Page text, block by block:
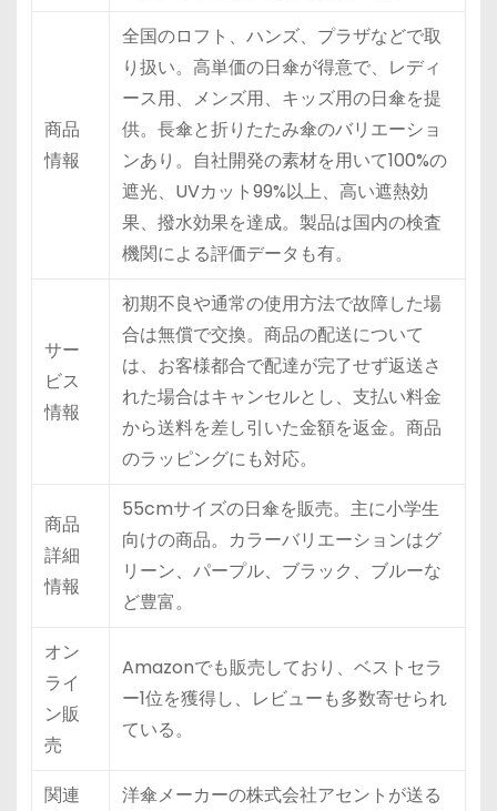
商品
情報
全国のロフト、ハンズ、プラザなどで取
り扱い。高単価の日傘が得意で、レディ
ース用、メンズ用、キッズ用の日傘を提
供。長傘と折りたたみ傘のバリエーショ
ンあり。自社開発の素材を用いて100%の
遮光、UVカット99%以上、高い遮熱効
果、撥水効果を達成。製品は国内の検査
機関による評価データも有。
サー
ビス
情報
初期不良や通常の使用方法で故障した場
合は無償で交換。商品の配送について
は、お客様都合で配達が完了せず返送さ
れた場合はキャンセルとし、支払い料金
から送料を差し引いた金額を返金。商品
のラッピングにも対応。
商品
詳細
情報
55cmサイズの日傘を販売。主に小学生
向けの商品。カラーバリエーションはグ
リーン、パープル、ブラック、ブルーな
ど豊富。
オン
ライ
ン販
売
Amazonでも販売しており、ベストセラ
ー1位を獲得し、レビューも多数寄せられ
ている。
関連
洋傘メーカーの株式会社アセントが送る